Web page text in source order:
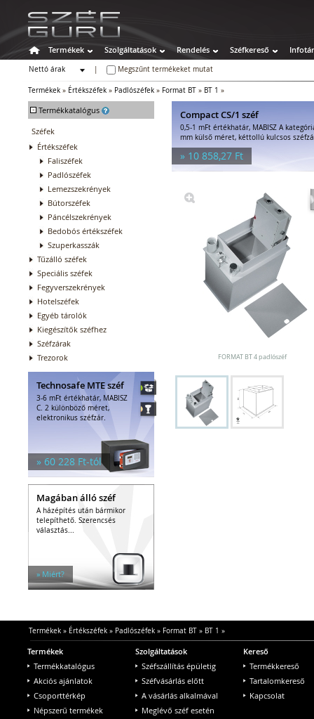
Termékek Szolgáltatások Rendelés Széfkereső Infotár
Nettó árak
Megszűnt termékeket mutat
Termékek » Értékszéfek » Padlószéfek » Format BT » BT 1 »
- Termékkatalógus
Széfek
Értékszéfek
Faliszéfek
Padlószéfek
Lemezszekrények
Bútorszéfek
Páncélszekrények
Bedobós értékszéfek
Szuperkasszák
Tűzálló széfek
Speciális széfek
Fegyverszekrények
Hotelszéfek
Egyéb tárolók
Kiegészítők széfhez
Széfzárak
Trezorok
Technosafe MTE széf
3-6 mFt értékhatár, MABISZ
C. 2 különböző méret,
elektronikus széfzár.
» 60 228 Ft-tól
Magában álló széf
A házépítés után bármikor
telepíthető. Szerencsés
választás...
» Miért?
Compact CS/1 széf
0,5-1 mFt értékhatár, MABISZ A
mm külső méret, kéttollú kulcsos
» 10 858,27 Ft
FORMAT BT 4 padlószéf
Termékek» Értékszéfek» Padlószéfek» Format BT» BT 1 »
Termékek
Termékkatalógus
Akciós ajánlatok
Csoporttérkép
Népszerű termékek
Szolgáltatások
Széfszállítás épületig
Széfvásárlás előtt
A vásárlás alkalmával
Meglévő széf esetén
Kereső
Termékkereső
Tartalomkereső
Kapcsolat